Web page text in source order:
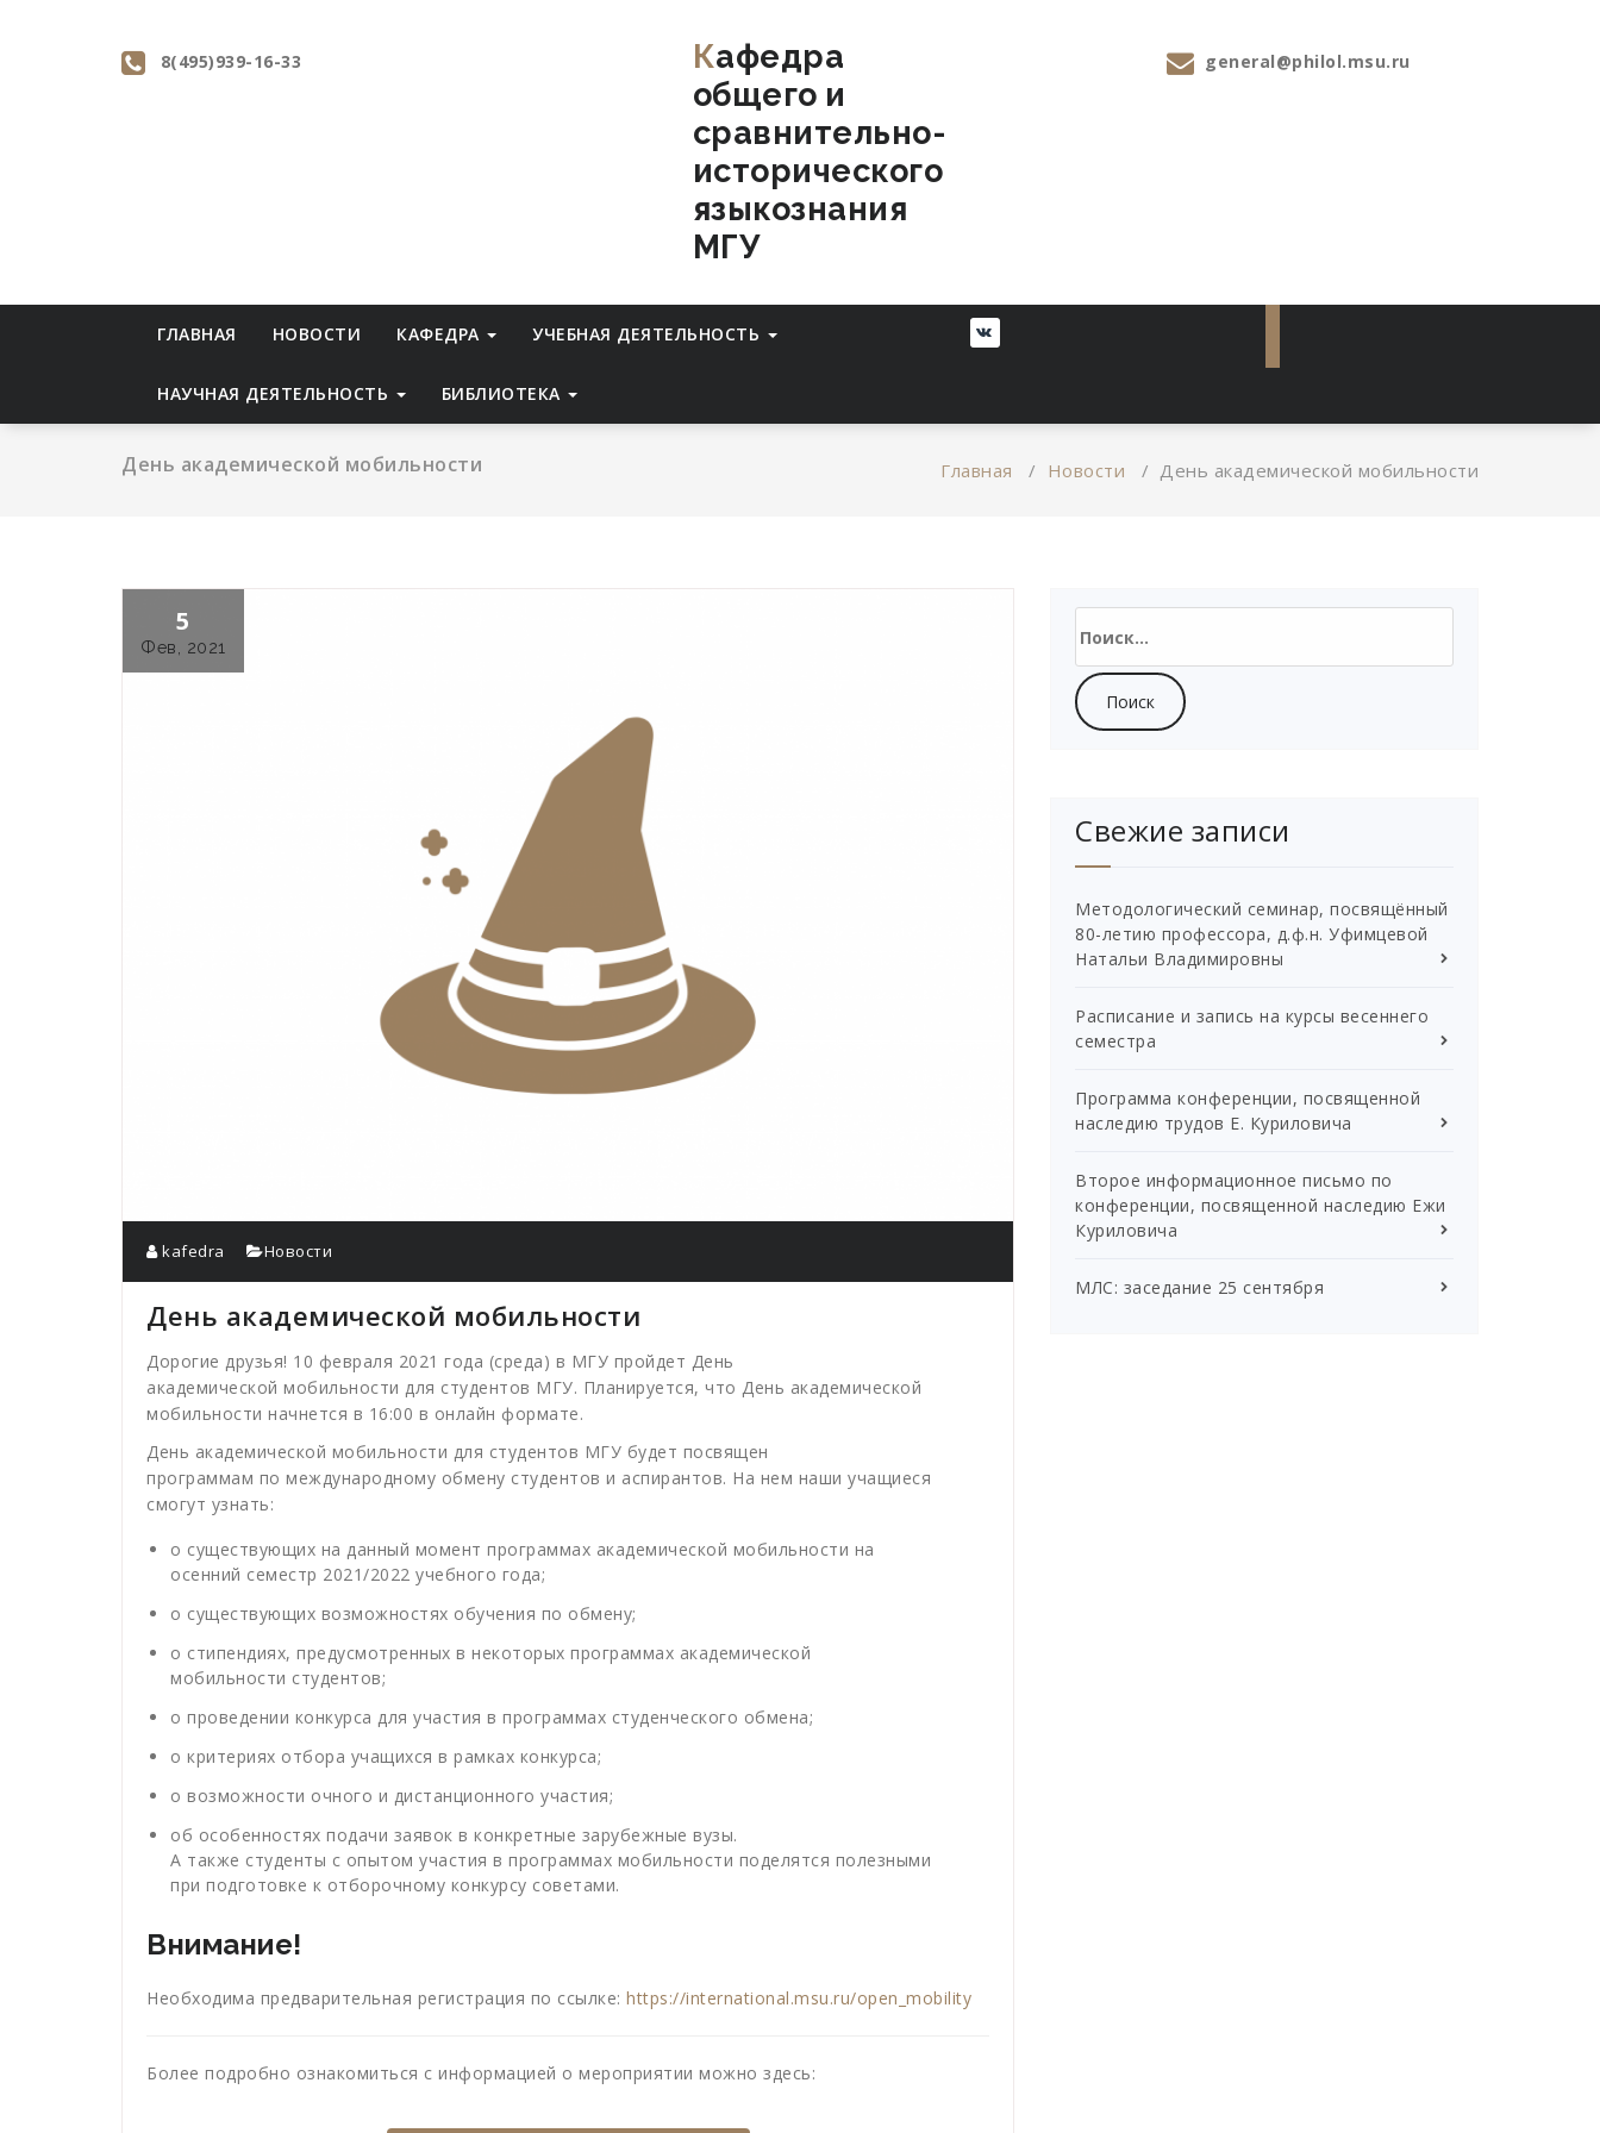
8(495)939-16-33
Кафедра
общего и
сравнительно-
исторического
языкознания
МГУ
general@philol.msu.ru
ГЛАВНАЯ НОВОСТИ КАФЕДРА УЧЕБНАЯ ДЕЯТЕЛЬНОСТЬ
НАУЧНАЯ ДЕЯТЕЛЬНОСТЬ БИБЛИОТЕКА
День академической мобильности Главная / Новости / День академической мобильности
5
Фев, 2021
kafedra Новости
День академической мобильности
Дорогие друзья! 10 февраля 2021 года (среда) в МГУ пройдет День
академической мобильности для студентов МГУ. Планируется, что День академической
мобильности начнется в 16:00 в онлайн формате.
День академической мобильности для студентов МГУ будет посвящен
программам по международному обмену студентов и аспирантов. На нем наши учащиеся
смогут узнать:
о существующих на данный момент программах академической мобильности на
осенний семестр 2021/2022 учебного года;
о существующих возможностях обучения по обмену;
о стипендиях, предусмотренных в некоторых программах академической
мобильности студентов;
о проведении конкурса для участия в программах студенческого обмена;
о критериях отбора учащихся в рамках конкурса;
о возможности очного и дистанционного участия;
об особенностях подачи заявок в конкретные зарубежные вузы.
А также студенты с опытом участия в программах мобильности поделятся полезными
при подготовке к отборочному конкурсу советами.
Внимание!
Необходима предварительная регистрация по ссылке: https://international.msu.ru/open_mobility
Более подробно ознакомиться с информацией о мероприятии можно здесь:
Свежие записи
Методологический семинар, посвящённый
80-летию профессора, д.ф.н. Уфимцевой
Натальи Владимировны
Расписание и запись на курсы весеннего
семестра
Программа конференции, посвященной
наследию трудов Е. Куриловича
Второе информационное письмо по
конференции, посвященной наследию Ежи
Куриловича
МЛС: заседание 25 сентября